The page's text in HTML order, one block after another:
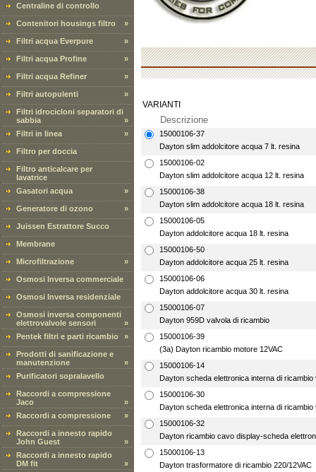
Centraline di controllo
Contenitori housings filtro »
Filtri acqua Everpure »
Filtri acqua Profine »
Filtri acqua Refiner »
Filtri autopulenti »
Filtri idrocicloni separatori di
sabbia
»
Filtri in linea
»
Filtro per doccia
Filtro anticalcare per
lavatrice
Gasatori acqua
»
Generatore di ozono »
Juissen Estrattore Succo
Membrane
Microfiltrazione »
Osmosi Inversa commerciale
Osmosi Inversa residenziale
Osmosi inversa componenti
elettrovalvole sensori
»
Pentek filtri e parti ricambio
»
Prodotti di sanificazione e
manutenzione
»
Purificatori sopralavello
Raccordi a compressione
Jaco
»
Raccordi a compressione
»
Raccordi a innesto rapido
John Guest
»
Raccordi a innesto rapido
DM fit
»
VARIANTI
Descrizione
15000106-37
Dayton slim addolcitore acqua 7 lt. resina
15000106-02
Dayton slim addolcitore acqua 12 lt. resina
15000106-38
Dayton slim addolcitore acqua 18 lt. resina
15000106-05
Dayton addolcitore acqua 18 lt. resina
15000106-50
Dayton addolcitore acqua 25 lt. resina
15000106-06
Dayton addolcitore acqua 30 lt. resina
15000106-07
Dayton 959D valvola di ricambio
15000106-39
(3a) Dayton ricambio motore 12VAC
15000106-14
Dayton scheda elettronica interna di ricambio
15000106-30
Dayton scheda elettronica interna di ricambio
15000106-32
Dayton ricambio cavo display-scheda
15000106-13
Dayton trasformatore di ricambio 220/12VAC